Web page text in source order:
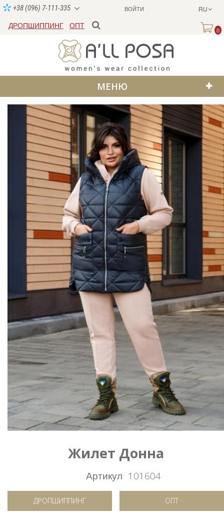
ВОЙТИ RU
+38 (096) 7-111-335
ДРОПШИППИНГ ОПТ
0
МЕНЮ
Жилет Донна
Артикул 101604
ДРОПШИППИНГ ОПТ